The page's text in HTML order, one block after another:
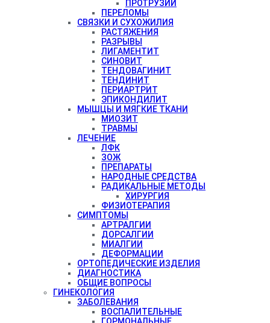
ПРОТРУЗИИ
ПЕРЕЛОМЫ
СВЯЗКИ И СУХОЖИЛИЯ
РАСТЯЖЕНИЯ
РАЗРЫВЫ
ЛИГАМЕНТИТ
СИНОВИТ
ТЕНДОВАГИНИТ
ТЕНДИНИТ
ПЕРИАРТРИТ
ЭПИКОНДИЛИТ
МЫШЦЫ И МЯГКИЕ ТКАНИ
МИОЗИТ
ТРАВМЫ
ЛЕЧЕНИЕ
ЛФК
ЗОЖ
ПРЕПАРАТЫ
НАРОДНЫЕ СРЕДСТВА
РАДИКАЛЬНЫЕ МЕТОДЫ
ХИРУРГИЯ
ФИЗИОТЕРАПИЯ
СИМПТОМЫ
АРТРАЛГИИ
ДОРСАЛГИИ
МИАЛГИИ
ДЕФОРМАЦИИ
ОРТОПЕДИЧЕСКИЕ ИЗДЕЛИЯ
ДИАГНОСТИКА
ОБЩИЕ ВОПРОСЫ
ГИНЕКОЛОГИЯ
ЗАБОЛЕВАНИЯ
ВОСПАЛИТЕЛЬНЫЕ